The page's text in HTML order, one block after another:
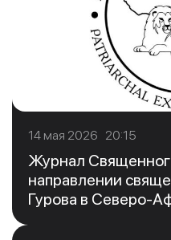
14 мая 2026 20:15
Журнал
направлении
Гурова в Северо-